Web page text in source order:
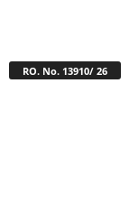
RO. No. 13910/ 26